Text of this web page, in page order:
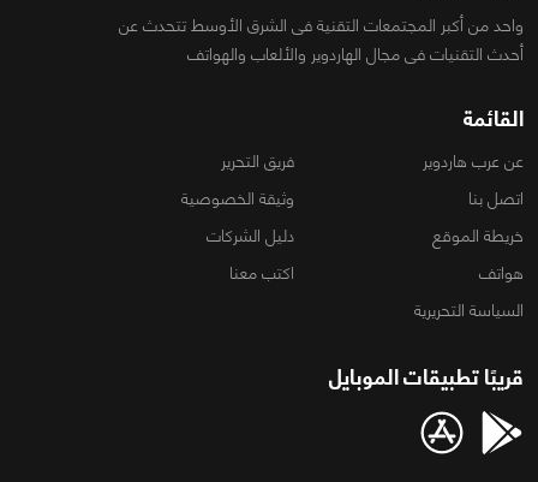
واحد من أكبر المجتمعات التقنية فى الشرق الأوسط تتحدث عن
أحدث التقنيات فى مجال الهاردوير والألعاب والهواتف
القائمة
عن عرب هاردوير
فريق التحرير
اتصل بنا
وثيقة الخصوصية
خريطة الموقع
دليل الشركات
هواتف
اكتب معنا
السياسة التحريرية
قريبًا تطبيقات الموبايل